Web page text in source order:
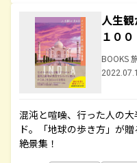
人生
１００
BOOKS
混沌と喧噪、行った人の
ド。「地球の歩き方」が
絶景集！